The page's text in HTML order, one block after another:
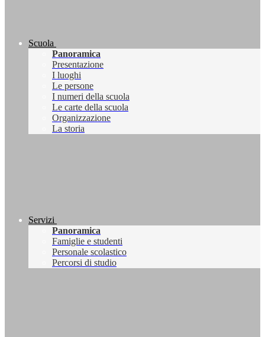
Scuola
Panoramica
Presentazione
I luoghi
Le persone
I numeri della scuola
Le carte della scuola
Organizzazione
La storia
Servizi
Panoramica
Famiglie e studenti
Personale scolastico
Percorsi di studio